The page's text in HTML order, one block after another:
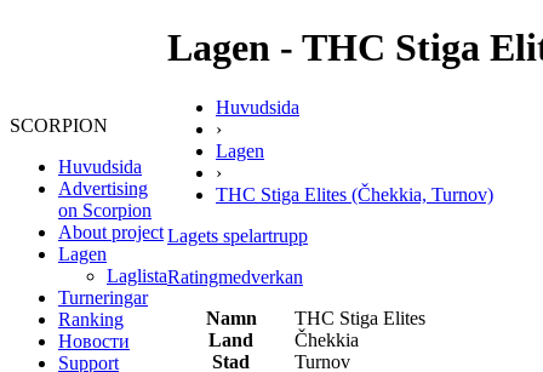
SCORPION
Huvudsida
Advertising
on Scorpion
About project
Lagen
Laglista
Turneringar
Ranking
Новости
Support
Lagen - THC Stiga
Huvudsida
›
Lagen
›
THC Stiga Elites (Čhekkia, Turnov)
Lagets spelartrupp
Ratingmedverkan
Namn
THC Stiga Elites
Land
Čhekkia
Stad
Turnov